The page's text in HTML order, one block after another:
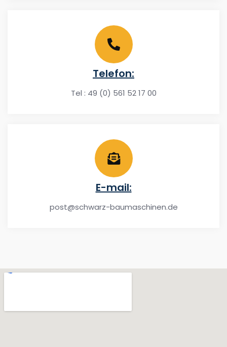
Telefon:
Tel : 49 (0) 561 52 17 00
E-mail:
post@schwarz-baumaschinen.de